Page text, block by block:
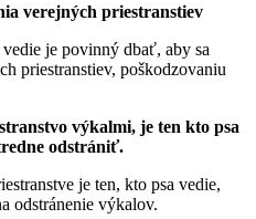
verejných priestranstiev
je povinný dbať, aby sa
priestranstiev, poškodzovaniu
výkalmi, je ten kto psa
odstrániť.
je ten, kto psa vedie,
odstránenie výkalov.